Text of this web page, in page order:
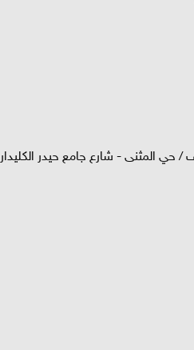
/ حي المثنى - شارع جامع حيدر الكليدار